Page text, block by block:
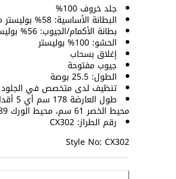
جلد خروف 100%
البطانة الأساسية: 58% بوليستر معاد تدويره، 42% فيسكوز
بطانة الأكمام/الجيوب: 56% بوليستر، 44% فيسكوز
الحشو: 100% بوليستر
إغلاق بسحاب
جيوب مفتوحة
الطول: 25.5 بوصة
تنظيف لدى متخصص في الجلود
محيط الخصر 61 سم، محيط الورك 89 سم، وترتدي مقاس S
رقم الطراز: CX302
Style No: CX302